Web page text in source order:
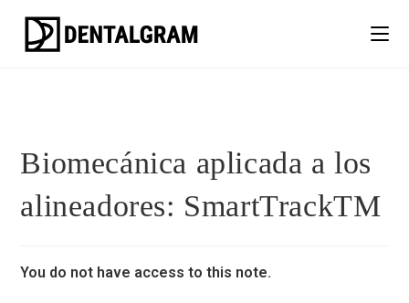
Biomecánica aplicada a los
alineadores: SmartTrackTM
You do not have access to this note.